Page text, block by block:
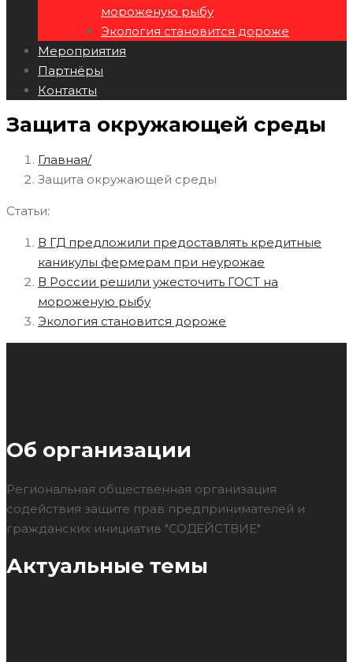
мороженую рыбу
Экология становится дороже
Мероприятия
Партнёры
Контакты
Защита окружающей среды
Главная
Защита окружающей среды
Статьи:
В ГД предложили предоставлять кредитные
каникулы фермерам при неурожае
В России решили ужесточить ГОСТ на
мороженую рыбу
Экология становится дороже
Об организации
Региональная общественная организация
содействия защите прав предпринимателей и
гражданских инициатив "СОДЕЙСТВИЕ"
Актуальные темы